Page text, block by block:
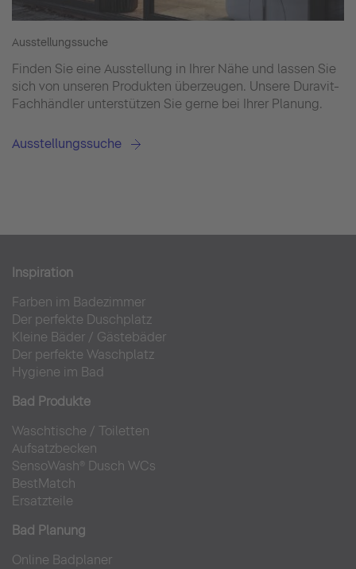
Ausstellungssuche
Finden Sie eine Ausstellung in Ihrer Nähe und lassen Sie
sich von unseren Produkten überzeugen. Unsere Duravit-
Fachhändler unterstützen Sie gerne bei Ihrer Planung.
Ausstellungssuche
Inspiration
Farben im Badezimmer
Der perfekte Duschplatz
Kleine Bäder / Gästebäder
Der perfekte Waschplatz
Hygiene im Bad
Bad Produkte
Waschtische / Toiletten
Aufsatzbecken
SensoWash® Dusch WCs
BestMatch
Ersatzteile
Bad Planung
Online Badplaner